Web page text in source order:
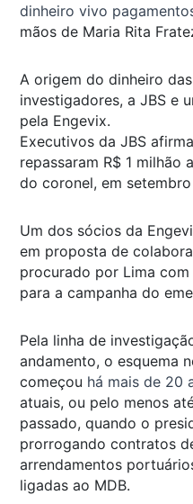
dinheiro vivo
mãos de Maria Rita
A origem do dinheiro
investigadores, a JBS e
pela Engevix.
Executivos da JBS
repassaram R$ 1 milhão
do coronel, em setembro
Um dos sócios da
em proposta de
procurado por Lima
para a campanha do
Pela linha de
andamento, o esquema
começou há mais de 20
atuais, ou pelo menos
passado, quando o
prorrogando contratos
arrendamentos
ligadas ao MDB.